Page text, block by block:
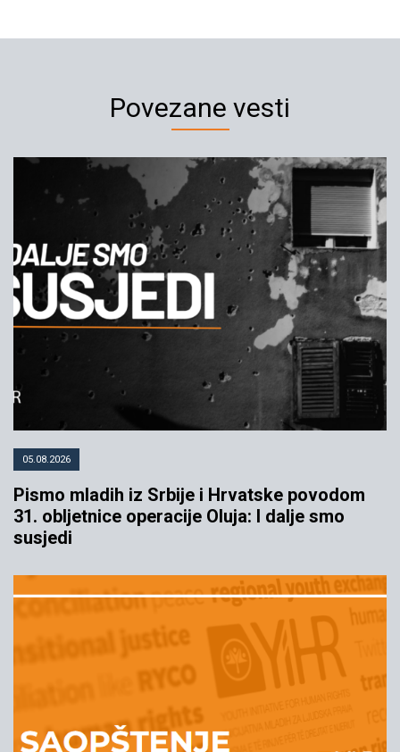
Povezane vesti
05.08.2026
Pismo mladih iz Srbije i Hrvatske povodom
31. obljetnice operacije Oluja: I dalje smo
susjedi